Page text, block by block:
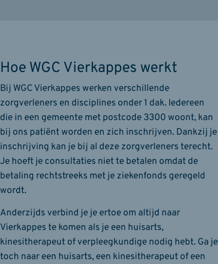
Hoe WGC Vierkappes werkt
Bij WGC Vierkappes werken verschillende
zorgverleners en disciplines onder 1 dak. Iedereen
die in een gemeente met postcode 3300 woont, kan
bij ons patiënt worden en zich inschrijven. Dankzij je
inschrijving kan je bij al deze zorgverleners terecht.
Je hoeft je consultaties niet te betalen omdat de
betaling rechtstreeks met je ziekenfonds geregeld
wordt.
Anderzijds verbind je je ertoe om altijd naar
Vierkappes te komen als je een huisarts,
kinesitherapeut of verpleegkundige nodig hebt. Ga je
toch naar een huisarts, een kinesitherapeut of een